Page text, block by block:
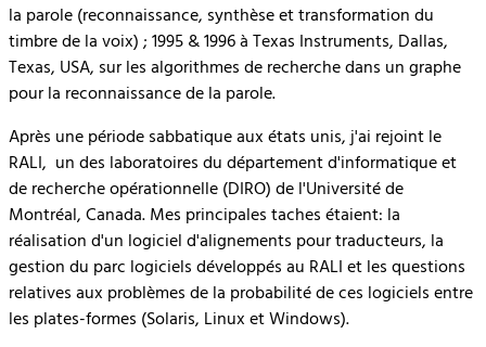
la parole (reconnaissance, synthèse et transformation du
timbre de la voix) ; 1995 & 1996 à Texas Instruments, Dallas,
Texas, USA, sur les algorithmes de recherche dans un graphe
pour la reconnaissance de la parole.
Après une période sabbatique aux états unis, j'ai rejoint le
RALI, un des laboratoires du département d'informatique et
de recherche opérationnelle (DIRO) de l'Université de
Montréal, Canada. Mes principales taches étaient: la
réalisation d'un logiciel d'alignements pour traducteurs, la
gestion du parc logiciels développés au RALI et les questions
relatives aux problèmes de la probabilité de ces logiciels entre
les plates-formes (Solaris, Linux et Windows).